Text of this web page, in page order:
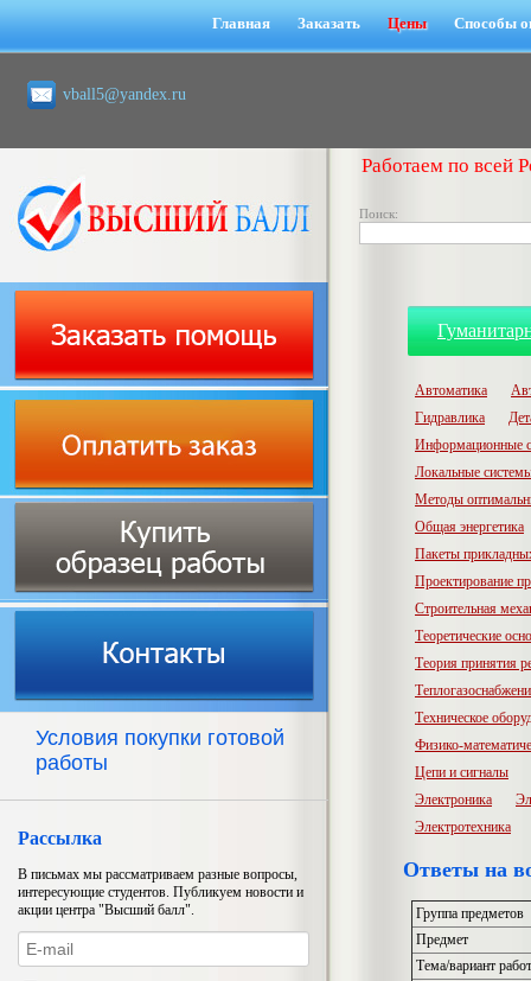
Главная Заказать Цены Способы
vball5@yandex.ru
Работаем по всей
Поиск:
Условия покупки готовой
работы
Рассылка
В письмах мы рассматриваем разные вопросы,
интересующие студентов. Публикуем новости и
акции центра "Высший балл".
Автоматика
Гидравлика
Информационные
Локальные
Методы
Общая энергетика
Пакеты
Проектирование
Строительная
Теоретические
Теория принятия
Техническое
Физико-
Цепи и сигналы
Электроника
Электротехника
Ответы на
Группа предметов
Предмет
Тема/вариант